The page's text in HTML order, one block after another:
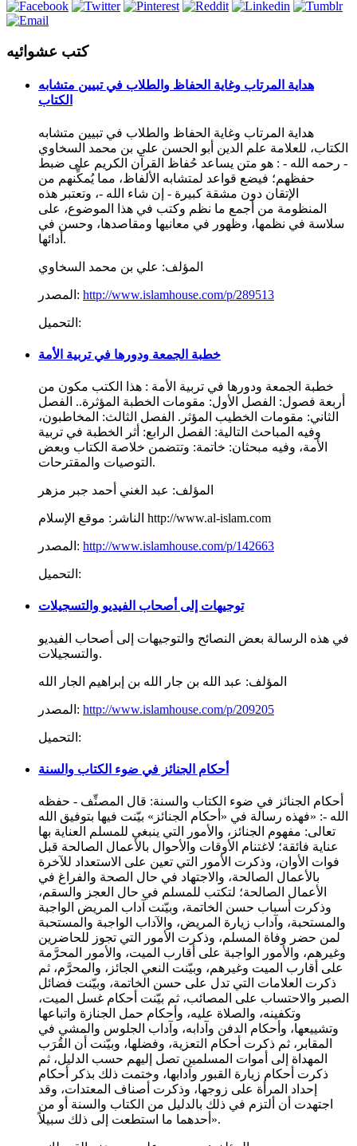
كتب عشوائيه
هداية المرتاب وغاية الحفاظ والطلاب في تبيين متشابه
الكتاب
هداية المرتاب وغاية الحفاظ والطلاب في تبيين متشابه
الكتاب، للعلامة علم الدين أبو الحسن علي بن محمد السخاوي
- رحمه الله - : هو متن يساعد حُفاظ القرآن الكريم على ضبط
حفظهم؛ فيضع قواعد لمتشابه الألفاظ، مما يُمكِّنهم من
الإتقان دون مشقة كبيرة - إن شاء الله -، وتعتبر هذه
المنظومة من أجمع ما نظم وكتب في هذا الموضوع، على
سلاسة في نظمها، وظهور في معانيها ومقاصدها، وحسن في
أدائها.
المؤلف: علي بن محمد السخاوي
المصدر: http://www.islamhouse.com/p/289513
التحميل:
خطبة الجمعة ودورها في تربية الأمة
خطبة الجمعة ودورها في تربية الأمة : هذا الكتب مكون من
أربعة فصول: الفصل الأول: مقومات الخطبة المؤثرة.. الفصل
الثاني: مقومات الخطيب المؤثر. الفصل الثالث: المخاطبون،
وفيه المباحث التالية: الفصل الرابع: أثر الخطبة في تربية
الأمة، وفيه مبحثان: خاتمة: وتتضمن خلاصة الكتاب وبعض
التوصيات والمقترحات.
المؤلف: عبد الغني أحمد جبر مزهر
الناشر: موقع الإسلام http://www.al-islam.com
المصدر: http://www.islamhouse.com/p/142663
التحميل:
توجيهات إلى أصحاب الفيديو والتسجيلات
في هذه الرسالة بعض النصائح والتوجيهات إلى أصحاب الفيديو
والتسجيلات.
المؤلف: عبد الله بن جار الله بن إبراهيم الجار الله
المصدر: http://www.islamhouse.com/p/209205
التحميل:
أحكام الجنائز في ضوء الكتاب والسنة
أحكام الجنائز في ضوء الكتاب والسنة: قال المصنِّف - حفظه
الله -: «فهذه رسالة في «أحكام الجنائز» بيّنت فيها بتوفيق الله
تعالى: مفهوم الجنائز، والأمور التي ينبغي للمسلم العناية بها
عناية فائقة؛ لاغتنام الأوقات والأحوال بالأعمال الصالحة قبل
فوات الأوان، وذكرت الأمور التي تعين على الاستعداد للآخرة
بالأعمال الصالحة، والاجتهاد في حال الصحة والفراغ في
الأعمال الصالحة؛ لتكتب للمسلم في حال العجز والسقم،
وذكرت أسباب حسن الخاتمة، وبيّنت آداب المريض الواجبة
والمستحبة، وآداب زيارة المريض، والآداب الواجبة والمستحبة
لمن حضر وفاة المسلم، وذكرت الأمور التي تجوز للحاضرين
وغيرهم، والأمور الواجبة على أقارب الميت، والأمور المحرَّمة
على أقارب الميت وغيرهم، وبيّنت النعي الجائز، والمحرَّم، ثم
ذكرت العلامات التي تدل على حسن الخاتمة، وبيّنت فضائل
الصبر والاحتساب على المصائب، ثم بيّنت أحكام غسل الميت،
وتكفينه، والصلاة عليه، وأحكام حمل الجنازة واتباعها
وتشييعها، وأحكام الدفن وآدابه، وآداب الجلوس والمشي في
المقابر، ثم ذكرت أحكام التعزية، وفضلها، وبيّنت أن القُرَب
المهداة إلى أموات المسلمين تصل إليهم حسب الدليل، ثم
ذكرت أحكام زيارة القبور وآدابها، وختمت ذلك بذكر أحكام
إحداد المرأة على زوجها، وذكرت أصناف المعتدات، وقد
اجتهدت أن ألتزم في ذلك بالدليل من الكتاب والسنة أو من
أحدهما ما استطعت إلى ذلك سبيلاً».